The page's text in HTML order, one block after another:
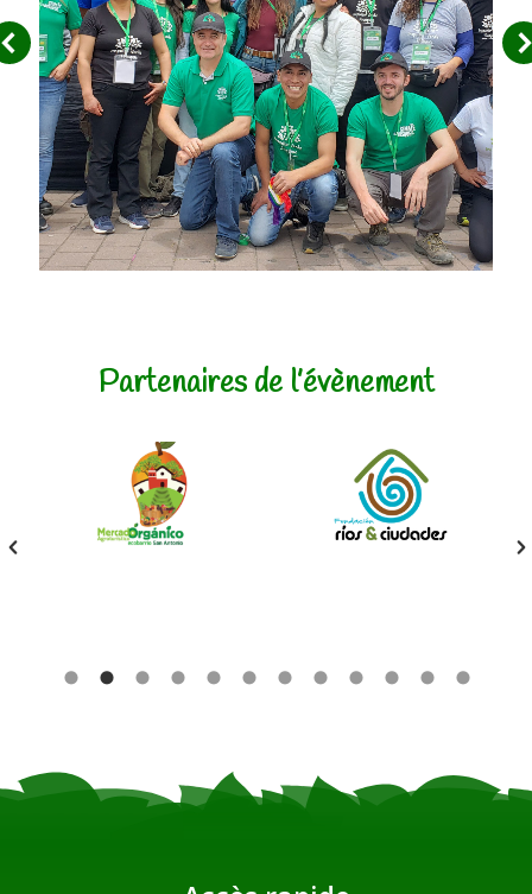
Partenaires de l’évènement